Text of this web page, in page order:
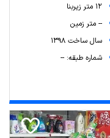
12 متر زیربنا
-- متر زمین
سال ساخت 1398
شماره طبقه: --